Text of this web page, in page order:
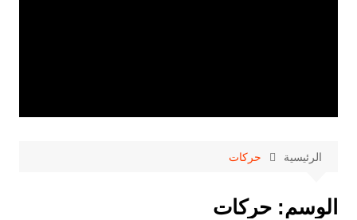
الرئيسية حركات
الوسم: حركات